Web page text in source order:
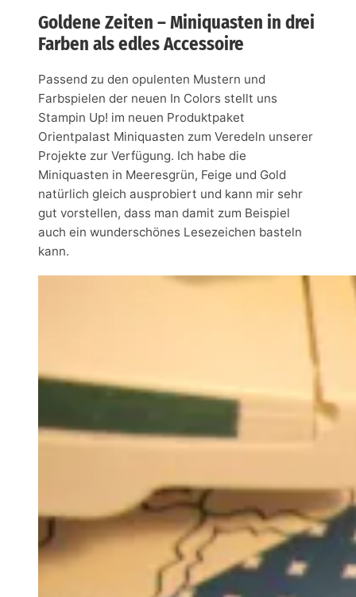
Goldene Zeiten – Miniquasten in drei
Farben als edles Accessoire
Passend zu den opulenten Mustern und
Farbspielen der neuen In Colors stellt uns
Stampin Up! im neuen Produktpaket
Orientpalast Miniquasten zum Veredeln unserer
Projekte zur Verfügung. Ich habe die
Miniquasten in Meeresgrün, Feige und Gold
natürlich gleich ausprobiert und kann mir sehr
gut vorstellen, dass man damit zum Beispiel
auch ein wunderschönes Lesezeichen basteln
kann.